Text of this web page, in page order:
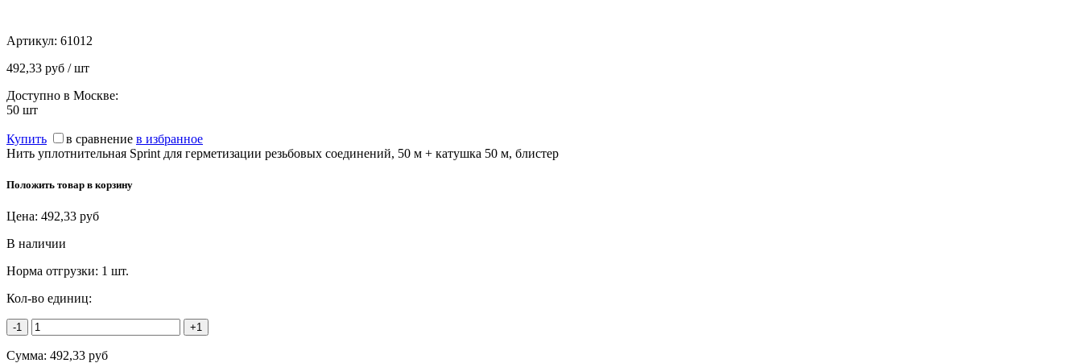
Артикул: 61012
492,33 руб / шт
Доступно в Москве:
50 шт
Купить в сравнение в избранное
Нить уплотнительная Sprint для герметизации резьбовых соединений, 50 м + катушка 50 м, блистер
Положить товар в корзину
Цена: 492,33 руб
В наличии
Норма отгрузки: 1 шт.
Кол-во единиц:
-1 +1
Сумма: 492,33 руб